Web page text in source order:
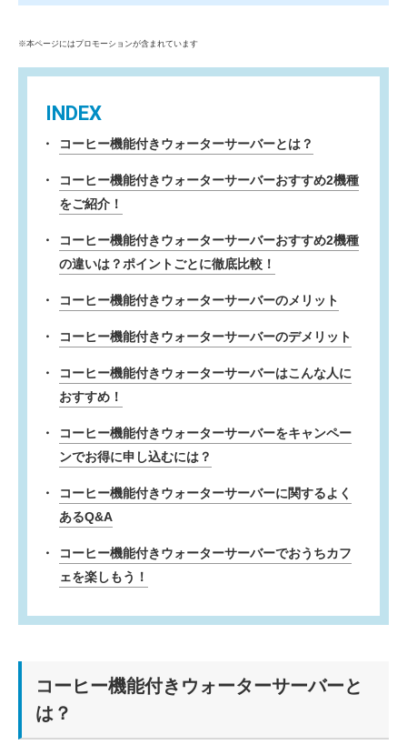
※本ページにはプロモーションが含まれています
INDEX
コーヒー機能付きウォーターサーバーとは？
コーヒー機能付きウォーターサーバーおすすめ2機種
をご紹介！
コーヒー機能付きウォーターサーバーおすすめ2機種
の違いは？ポイントごとに徹底比較！
コーヒー機能付きウォーターサーバーのメリット
コーヒー機能付きウォーターサーバーのデメリット
コーヒー機能付きウォーターサーバーはこんな人に
おすすめ！
コーヒー機能付きウォーターサーバーをキャンペー
ンでお得に申し込むには？
コーヒー機能付きウォーターサーバーに関するよく
あるQ&A
コーヒー機能付きウォーターサーバーでおうちカフ
ェを楽しもう！
コーヒー機能付きウォーターサーバーと
は？